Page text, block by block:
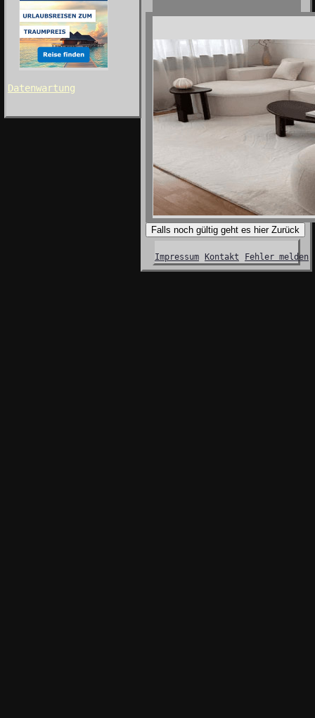
Datenwartung
Falls noch gültig geht es hier Zurück
Impressum Kontakt Fehler melden